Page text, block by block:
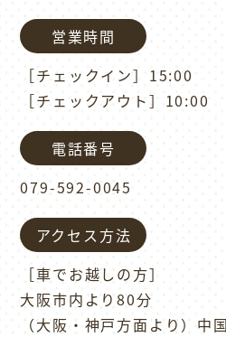
営業時間
［チェックイン］15:00
［チェックアウト］10:00
電話番号
079-592-0045
アクセス方法
［車でお越しの方］
大阪市内より80分
（大阪・神戸方面より）中